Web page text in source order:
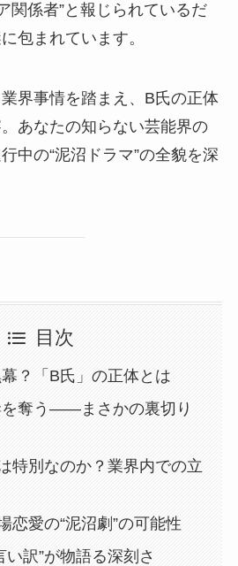
関係者”と報じられているだ
包まれています。
界事情を踏まえ、B氏の正体
あなたの知らない芸能界の
中の“泥沼ドラマ”の全貌を深
目次
？「B氏」の正体とは
を奪う――まさかの裏切り
特別なのか？業界内での立
恋愛の“泥沼劇”の可能性
い訳”が物語る深刻さ